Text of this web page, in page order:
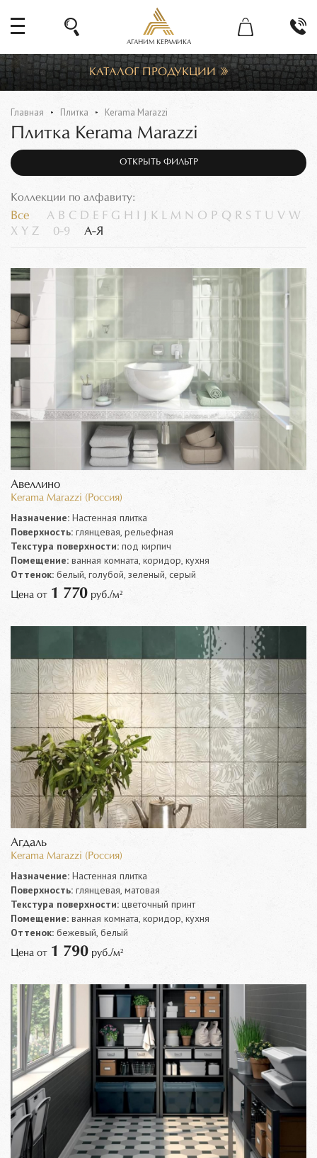
АГАНИМ КЕРАМИКА
КАТАЛОГ ПРОДУКЦИИ
Главная Плитка Kerama Marazzi
Плитка Kerama Marazzi
ОТКРЫТЬ ФИЛЬТР
Коллекции по алфавиту:
Все A B C D E F G H K L M N O P Q R S U V W
X Y Z 0-9 А-Я
Авеллино
Kerama Marazzi (Россия)
Назначение: Настенная плитка
Поверхность: глянцевая, рельефная
Текстура поверхности: под кирпич
Помещение: ванная комната, коридор, кухня
Оттенок: белый, голубой, зеленый, серый
Цена от 1 770 руб./м²
Агдаль
Kerama Marazzi (Россия)
Назначение: Настенная плитка
Поверхность: глянцевая, матовая
Текстура поверхности: цветочный принт
Помещение: ванная комната, коридор, кухня
Оттенок: бежевый, белый
Цена от 1 790 руб./м²